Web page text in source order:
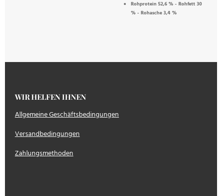
Rohprotein 52,6 % - Rohfett 30
% - Rohasche 3,4 %
WIR HELFEN IHNEN
Allgemeine Geschäftsbedingungen
Versandbedingungen
Zahlungsmethoden